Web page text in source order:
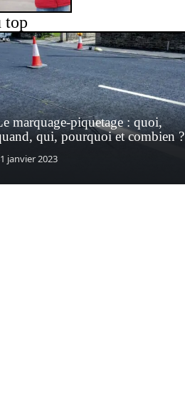
top
marquage-piquetage : quoi,
qui, pourquoi et combien ?
janvier 2023